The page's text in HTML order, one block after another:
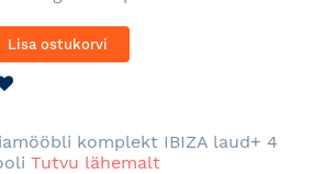
Lisa ostukorvi
komplekt IBIZA laud+ 4
Tutvu lähemalt